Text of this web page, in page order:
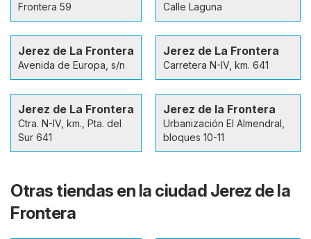
Frontera 59
Calle Laguna
Jerez de La Frontera
Avenida de Europa, s/n
Jerez de La Frontera
Carretera N-IV, km. 641
Jerez de La Frontera
Ctra. N-IV, km., Pta. del
Sur 641
Jerez de la Frontera
Urbanización El Almendral,
bloques 10-11
Otras tiendas en la ciudad Jerez de la
Frontera